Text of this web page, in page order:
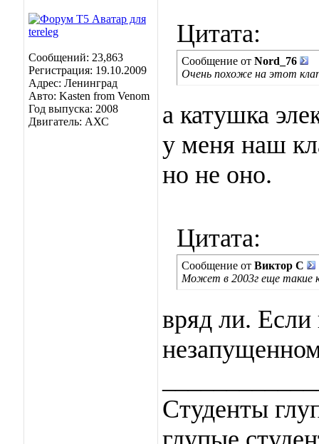
Сообщений: 23,863
Регистрация: 19.10.2009
Адрес: Ленинград
Авто: Kasten from Venom
Год выпуска: 2008
Двигатель: АХС
Цитата:
Сообщение от Nord_76
Очень похоже на этот
а катушка
у меня наш
но не оно.
Цитата:
Сообщение от Виктор С
Может в 2003г еще такие
вряд ли. Если
Студенты